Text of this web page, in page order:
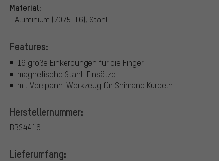
Material:
Aluminium (7075-T6), Stahl
Features:
16 große Einkerbungen für die Finger
magnetische Stahl-Einsätze
mit Vorspann-Werkzeug für Shimano Kurbeln
Herstellernummer:
BBS4416
Lieferumfang: